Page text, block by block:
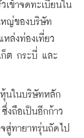
เข้าจดทะเบียนใน
ญ่ของบริษัท
ล่งท่องเที่ยว
ต กระบี่ และ
นในบริษัทหลัก
งถือเป็นอีกก้าว
สู่ทายาทรุ่นถัดไป